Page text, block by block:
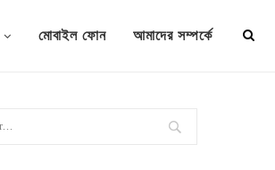
মোবাইল ফোন আমাদের সম্পর্কে